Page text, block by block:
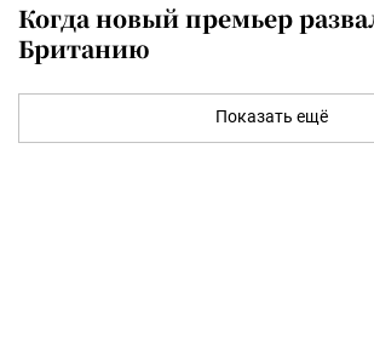
Когда новый премьер
Британию
Показать ещё